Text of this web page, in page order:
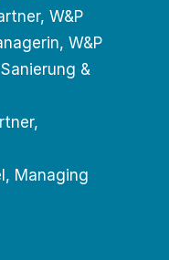
W&P
W&P
&
Managing